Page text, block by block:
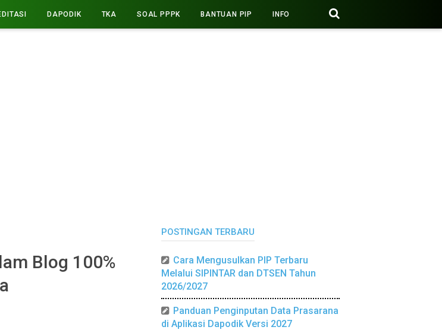
DAPODIK TKA SOAL PPPK BANTUAN PIP INFO
Blog 100%
POSTINGAN TERBARU
Cara Mengusulkan PIP Terbaru
Melalui SIPINTAR dan DTSEN Tahun
2026/2027
Panduan Penginputan Data Prasarana
di Aplikasi Dapodik Versi 2027